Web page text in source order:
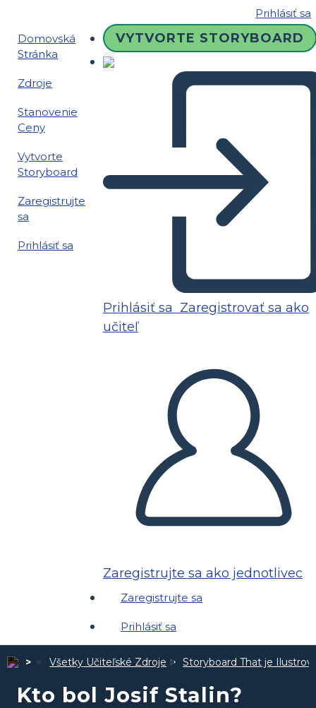
Prihlásiť sa
Domovská
Stránka
Zdroje
Stanovenie
Ceny
Vytvorte
Storyboard
Zaregistrujte
sa
Prihlásiť sa
VYTVORTE STORYBOARD
Prihlásiť sa Zaregistrovať sa ako
učiteľ
Zaregistrujte sa ako jednotlivec
Zaregistrujte sa
Prihlásiť sa
Všetky Učiteľské Zdroje Storyboard That je
Kto bol Josif Stalin?